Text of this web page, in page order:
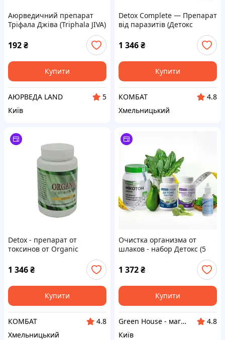
Аюрведичний препарат
Тріфала Джіва (Triphala JIVA)
120 tab. - детокс травлення
та підтримка здоров'я
кишківника
192₴
Купити
АЮРВЕДА LAND
5
Київ
Detox Complete — Препарат
від паразитів (Детокс
1 346₴
Купити
КОМБАТ
4.8
Хмельницький
Detox - препарат от
токсинов от Organic
1 346₴
Купити
КОМБАТ
4.8
Хмельницький
Очистка организма от
шлаков - набор Детокс (5
натуральных препаратов)
Супер эффект
1 372₴
Купити
Green House - магазин товарів для здоров'я та краси
4.8
Київ